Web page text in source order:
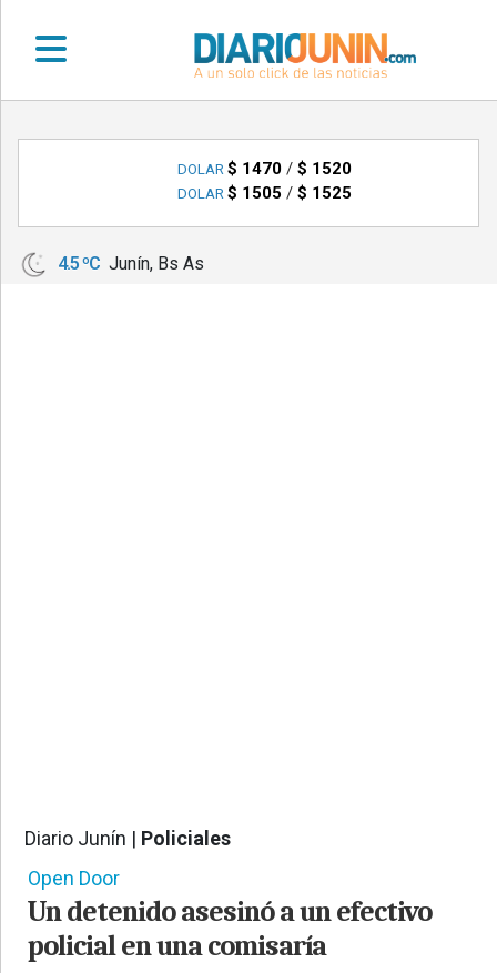
•
LOCALES
•
DOLAR $ 1470/ $ 1520
DOLAR $ 1505 / $ 1525
4.5 ºC Junín, Bs As
Diario Junín | Policiales
Open Door
Un detenido asesinó a un efectivo
policial en una comisaría